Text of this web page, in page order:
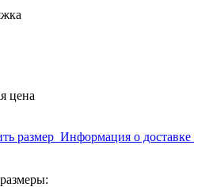
цена
размер Информация о доставке